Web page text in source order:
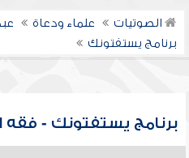
الصوتيات علماء ودعاة
برنامج يستفتونك
برنامج يستفتونك - فقه